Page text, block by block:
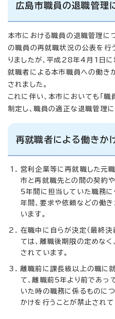
広島市職員の退職管理
本市における職員の退職管理に
の職員の再就職状況の公表を行
りましたが、平成28年4月1日
就職者による本市職員への働き
されました。
これに伴い、本市においても「
制定し、職員の適正な退職管理に
再就職者による働きか
営利企業等に再就職した元
市と再就職先との間の契約
5年間に担当していた職務
年間、要求や依頼などの働
います。
在職中に自らが決定（最終決
ては、離職後期限の定めなく
されています。
離職前に課長級以上の職に
て、離職前5年より前であっ
いた時の職務に係るものに
かけを行うことが禁止されて